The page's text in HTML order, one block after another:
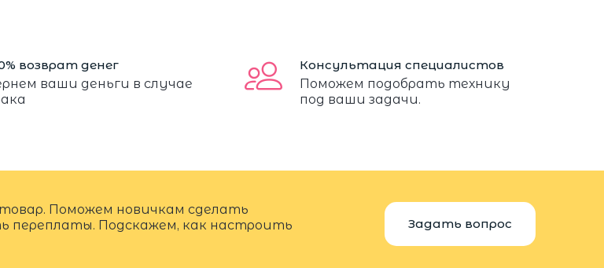
возврат денег
ваши деньги в случае
Консультация специалистов
Поможем подобрать технику
под ваши задачи.
Поможем новичкам сделать
переплаты. Подскажем, как настроить
Задать вопрос